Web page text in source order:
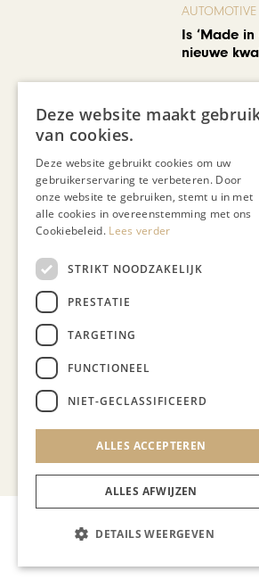
AUTOMOTIVE
Is ‘Made in
nieuwe
CHAPEAU TV
Noorbeek
KUNST &
keer op rij
Bekijk alle artikelen
Gerelateerd
Deze website maakt
van cookies.
Deze website gebruikt cookies om uw
gebruikerservaring te verbeteren. Door
onze website te gebruiken, stemt u in met
alle cookies in overeenstemming met ons
Cookiebeleid. Lees verder
STRIKT NOODZAKELIJK
PRESTATIE
TARGETING
FUNCTIONEEL
NIET-GECLASSIFICEERD
ALLES ACCEPTEREN
ALLES AFWIJZEN
DETAILS WEERGEVEN